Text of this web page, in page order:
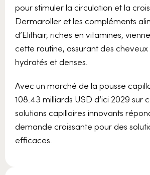
pour stimuler la circulation et la
Dermaroller et les compléments
d’Elithair, riches en vitamines,
cette routine, assurant des cheveux
hydratés et denses.
Avec un marché de la pousse
108.43 milliards USD d’ici 2029 sur
solutions capillaires innovants
demande croissante pour des
efficaces.